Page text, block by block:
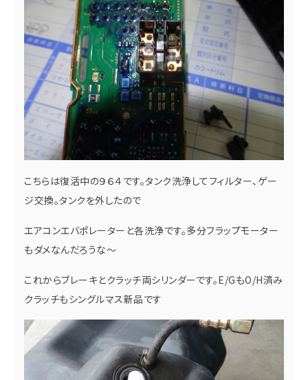
こちらは復活中の９６４です。タンク洗浄してフィルター、ゲー
ジ交換。タンクを外したので
エアコンエバポレーターと各洗浄です。多分フラップモーター
もダメなんだろうな～
これからブレーキとクラッチ両シリンダーです。E/GもO/H済み
クラッチもシングルマス新品です